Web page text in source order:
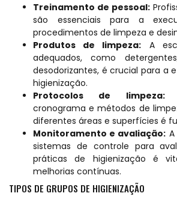
Treinamento de pessoal:
são essenciais para a
procedimentos de limpeza e
Produtos de limpeza: A
adequados, como
desodorizantes, é crucial para a
higienização.
Protocolos de limpeza:
cronograma e métodos de
diferentes áreas e superfícies é
Monitoramento e avaliação:
sistemas de controle para
práticas de higienização é
melhorias contínuas.
TIPOS DE GRUPOS DE HIGIENIZAÇÃO